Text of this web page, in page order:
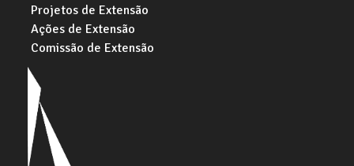
Projetos de Extensão
Ações de Extensão
Comissão de Extensão